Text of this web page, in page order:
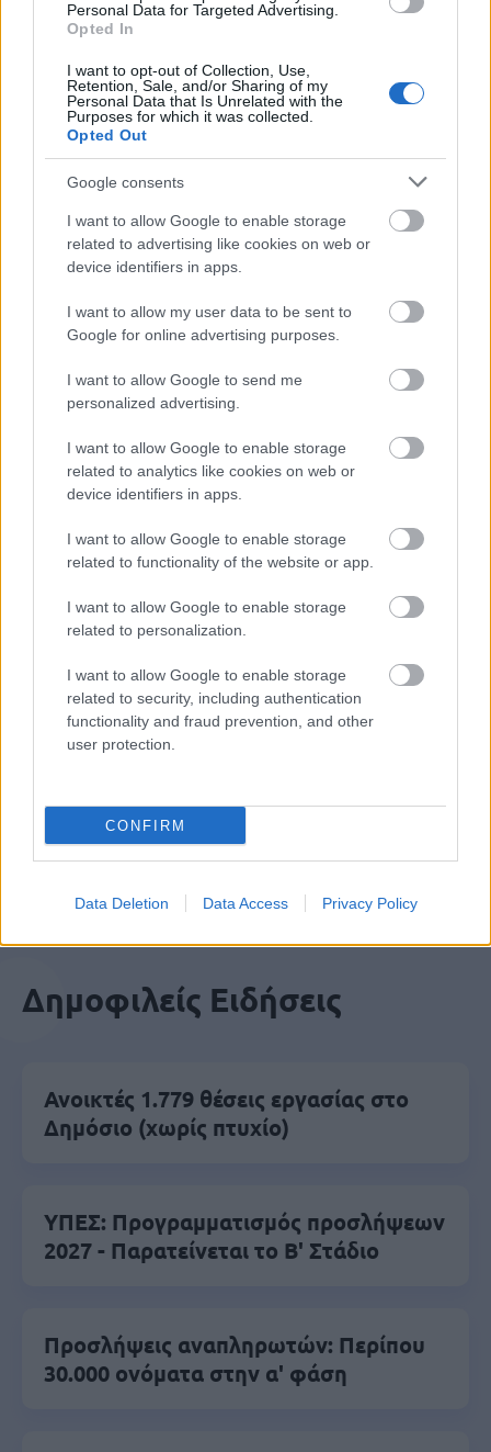
Personal Data for Targeted Advertising.
Opted In
I want to opt-out of Collection, Use,
Retention, Sale, and/or Sharing of my
Personal Data that Is Unrelated with the
Purposes for which it was collected.
Opted Out
Google consents
I want to allow Google to enable storage
related to advertising like cookies on web or
device identifiers in apps.
I want to allow my user data to be sent to
Google for online advertising purposes.
I want to allow Google to send me
personalized advertising.
I want to allow Google to enable storage
related to analytics like cookies on web or
device identifiers in apps.
I want to allow Google to enable storage
related to functionality of the website or app.
I want to allow Google to enable storage
related to personalization.
I want to allow Google to enable storage
related to security, including authentication
functionality and fraud prevention, and other
user protection.
CONFIRM
Data Deletion Data Access Privacy Policy
αποδοχών.
Αυξήσεις σε ευάλωτα νοικοκυριά:
Αναπροσαρμόζεται κατά 8% το ποσό του
ελάχιστου εγγυημένου εισοδήματος για 225.000
ευάλωτα νοικοκυριά. Έτσι όσοι λαμβάνουν
σήμερα 200 ευρώ θα λάβουν 216 ευρώ, όσοι
λαμβάνουν 300 ευρώ θα πάρουν 324 ευρώ και
όσοι παίρνουν σήμερα 400 ευρώ το μήνα θα
ΑΣΕΠ: Πιστοποίηση Αγγλικών σε
ΑΣΕΠ: Εξ αποστάσεως η πιο Εύκολη
Πιστοποίηση Υπολογιστών σε 2
ειδήσεις.
Βάλε το proson.gr στα αποτελέσματα
αναζήτησης της Google
Δημοφιλείς Ειδήσεις
Ανοικτές 1.779 θέσεις εργασίας στο
Δημόσιο (χωρίς πτυχίο)
ΥΠΕΣ: Προγραμματισμός προσλήψεων
2027 - Παρατείνεται το Β' Στάδιο
Προσλήψεις αναπληρωτών: Περίπου
30.000 ονόματα στην α' φάση